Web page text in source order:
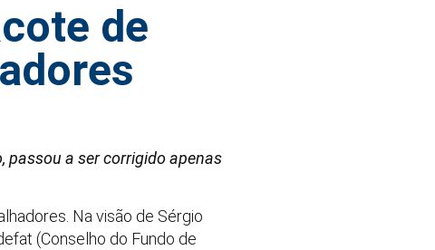
de
passou a ser corrigido apenas
Na visão de Sérgio
(Conselho do Fundo de